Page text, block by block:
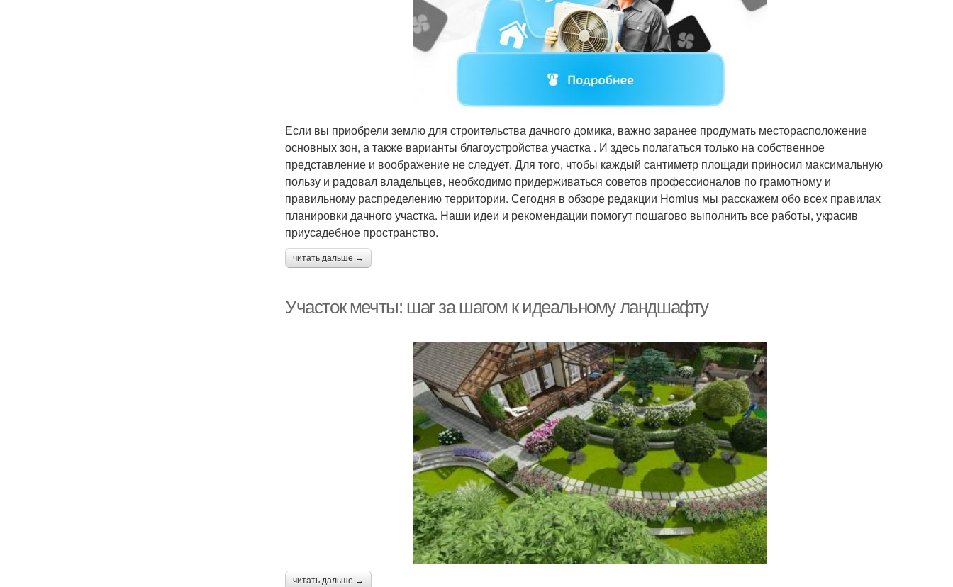
Если вы приобрели землю для строительства дачного домика, важно заранее продумать месторасположение
основных зон, а также варианты благоустройства участка . И здесь полагаться только на собственное
представление и воображение не следует. Для того, чтобы каждый сантиметр площади приносил максимальную
пользу и радовал владельцев, необходимо придерживаться советов профессионалов по грамотному и
правильному распределению территории. Сегодня в обзоре редакции Homius мы расскажем обо всех правилах
планировки дачного участка. Наши идеи и рекомендации помогут пошагово выполнить все работы, украсив
приусадебное пространство.
читать дальше →
Участок мечты: шаг за шагом к идеальному ландшафту
читать дальше →